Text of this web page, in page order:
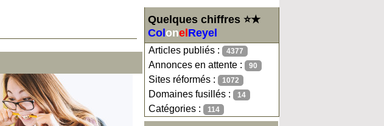
Quelques chiffres ⭐★
Col onel Reyel
Articles publiés : 4377
Annonces en attente : 90
Sites réformés : 1072
Domaines fusillés : 14
Catégories : 114